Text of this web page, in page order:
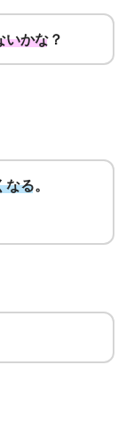
いかな？
る。